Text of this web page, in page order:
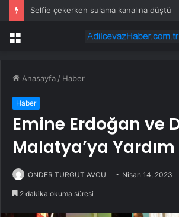
Selfie çekerken sulama kanalına düştü
Menü
Anasayfa / Haber
Haber
Emine Erdoğan ve
Malatya’ya
ÖNDER TURGUT AVCU Nisan 14, 2023
2 dakika okuma süresi